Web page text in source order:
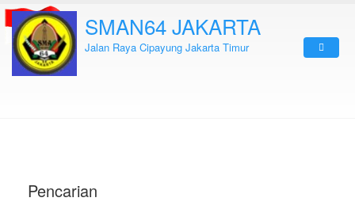
SMAN64 JAKARTA
Jalan Raya Cipayung Jakarta Timur
Pencarian